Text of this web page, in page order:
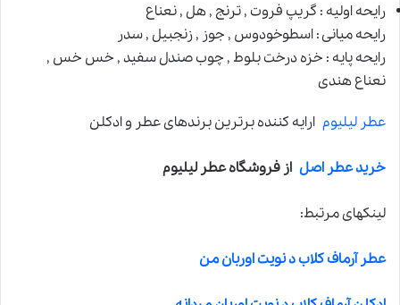
رایحه اولیه : گریپ فروت , ترنج , هل , نعناع
رایحه میانی : اسطوخودوس , جوز , زنجبیل , سدر
رایحه پایه : خزه درخت بلوط , چوب صندل سفید , خس خس ,
نعناع هندی
عطر لیلیوم ارایه کننده برترین برندهای عطر و ادکلن
خرید عطر اصل از فروشگاه عطر لیلیوم
لینکهای مرتبط:
عطر آرماف کلاب د نویت اوربان من